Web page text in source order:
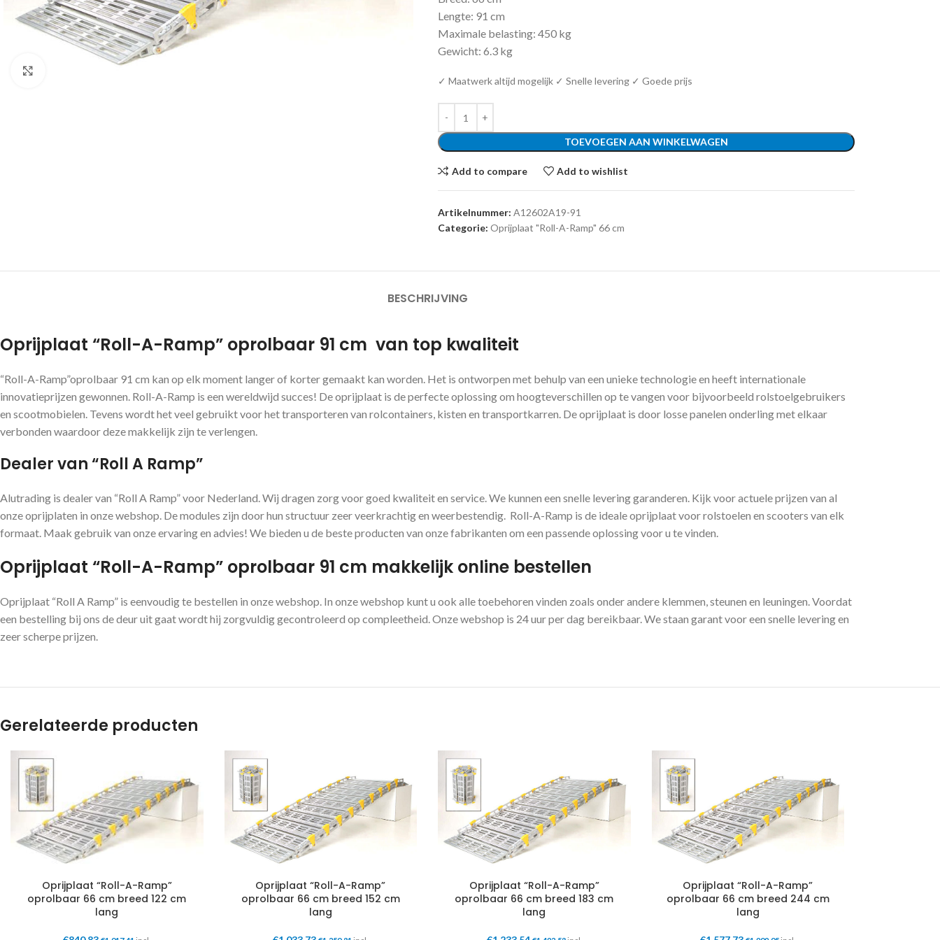
Lengte: 91 cm
Maximale belasting: 450 kg
Gewicht: 6.3 kg
✓ Maatwerk altijd mogelijk ✓ Snelle levering ✓ Goede prijs
TOEVOEGEN AAN WINKELWAGEN
Add to compare Add to wishlist
Artikelnummer: A12602A19-91
Categorie: Oprijplaat "Roll-A-Ramp" 66 cm
BESCHRIJVING
Oprijplaat “Roll-A-Ramp” oprolbaar 91 cm van top kwaliteit
“Roll-A-Ramp”oprolbaar 91 cm kan op elk moment langer of korter gemaakt kan worden. Het is ontworpen met behulp van een unieke technologie en heeft internationale
innovatieprijzen gewonnen. Roll-A-Ramp is een wereldwijd succes! De oprijplaat is de perfecte oplossing om hoogteverschillen op te vangen voor bijvoorbeeld rolstoelgebruikers
en scootmobielen. Tevens wordt het veel gebruikt voor het transporteren van rolcontainers, kisten en transportkarren. De oprijplaat is door losse panelen onderling met elkaar
verbonden waardoor deze makkelijk zijn te verlengen.
Dealer van “Roll A Ramp”
Alutrading is dealer van “Roll A Ramp” voor Nederland. Wij dragen zorg voor goed kwaliteit en service. We kunnen een snelle levering garanderen. Kijk voor actuele prijzen van al
onze oprijplaten in onze webshop. De modules zijn door hun structuur zeer veerkrachtig en weerbestendig. Roll-A-Ramp is de ideale oprijplaat voor rolstoelen en scooters van elk
formaat. Maak gebruik van onze ervaring en advies! We bieden u de beste producten van onze fabrikanten om een ​​passende oplossing voor u te vinden.
Oprijplaat “Roll-A-Ramp” oprolbaar 91 cm makkelijk online bestellen
Oprijplaat “Roll A Ramp” is eenvoudig te bestellen in onze webshop. In onze webshop kunt u ook alle toebehoren vinden zoals onder andere klemmen, steunen en leuningen. Voordat
een bestelling bij ons de deur uit gaat wordt hij zorgvuldig gecontroleerd op compleetheid. Onze webshop is 24 uur per dag bereikbaar. We staan garant voor een snelle levering en
zeer scherpe prijzen.
Gerelateerde producten
Oprijplaat “Roll-A-Ramp”
oprolbaar 66 cm breed 122 cm
lang
Oprijplaat “Roll-A-Ramp”
oprolbaar 66 cm breed 152 cm
lang
Oprijplaat “Roll-A-Ramp”
oprolbaar 66 cm breed 183 cm
lang
Oprijplaat “Roll-A-Ramp”
oprolbaar 66 cm breed 244 cm
lang